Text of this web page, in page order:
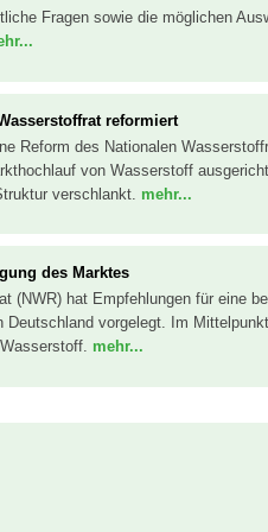
Fragen sowie die möglichen
reformiert
Reform des Nationalen
von Wasserstoff
verschlankt. mehr...
des Marktes
(NWR) hat Empfehlungen für eine
vorgelegt. Im
mehr...